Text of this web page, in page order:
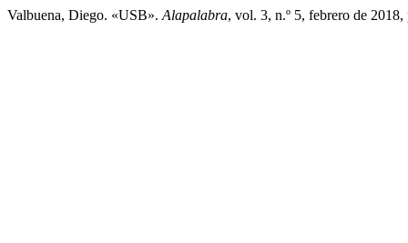
Valbuena, Diego. «USB». Alapalabra, vol. 3, n.º 5, febrero de